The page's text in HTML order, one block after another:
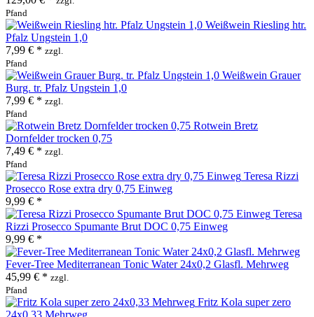
Pfand
Weißwein Riesling htr.
Pfalz Ungstein 1,0
7,99 € * zzgl.
Pfand
Weißwein Grauer
Burg. tr. Pfalz Ungstein 1,0
7,99 € * zzgl.
Pfand
Rotwein Bretz
Dornfelder trocken 0,75
7,49 € * zzgl.
Pfand
Teresa Rizzi
Prosecco Rose extra dry 0,75 Einweg
9,99 € *
Teresa
Rizzi Prosecco Spumante Brut DOC 0,75 Einweg
9,99 € *
Fever-Tree Mediterranean Tonic Water 24x0,2 Glasfl. Mehrweg
45,99 € * zzgl.
Pfand
Fritz Kola super zero
24x0,33 Mehrweg